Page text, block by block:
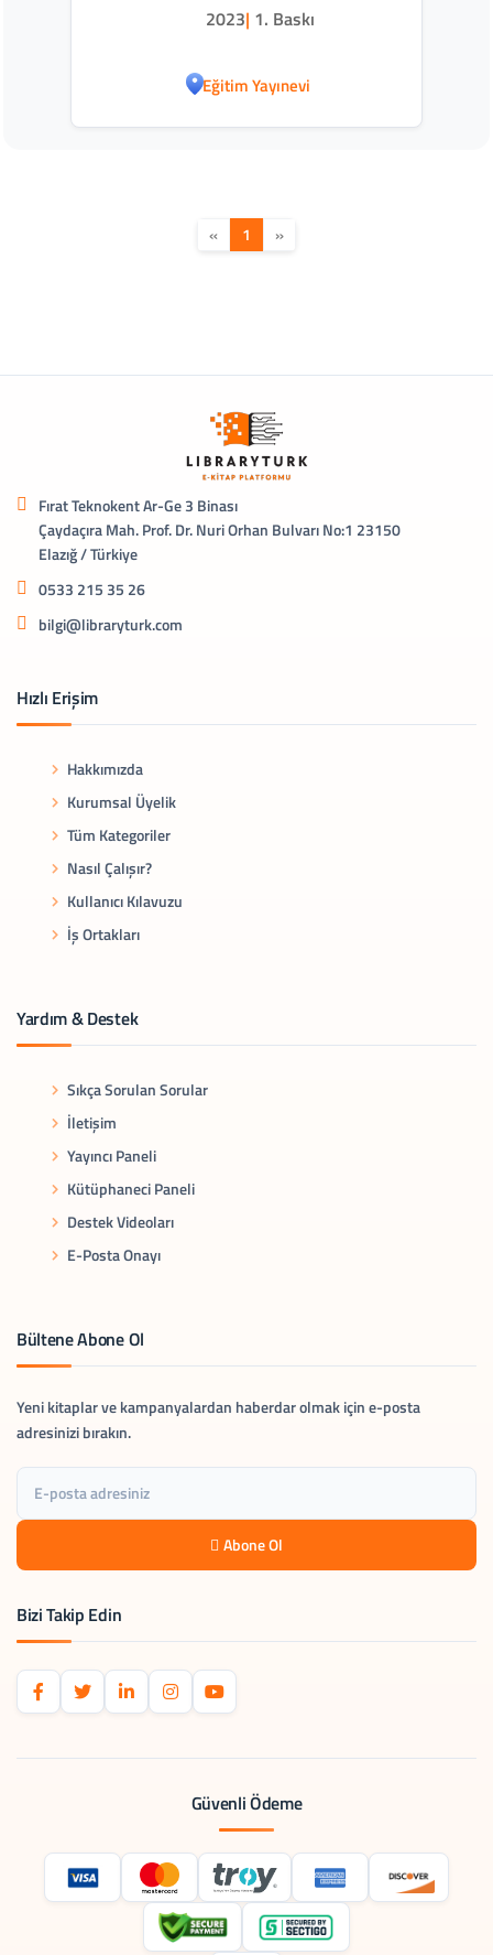
2023| 1. Baskı
Eğitim Yayınevi
« 1 »
Fırat Teknokent Ar-Ge 3 Binası
Çaydaçıra Mah. Prof. Dr. Nuri Orhan Bulvarı No:1 23150
Elazığ / Türkiye
0533 215 35 26
bilgi@libraryturk.com
Hızlı Erişim
Hakkımızda
Kurumsal Üyelik
Tüm Kategoriler
Nasıl Çalışır?
Kullanıcı Kılavuzu
İş Ortakları
Yardım & Destek
Sıkça Sorulan Sorular
İletişim
Yayıncı Paneli
Kütüphaneci Paneli
Destek Videoları
E-Posta Onayı
Bültene Abone Ol
Yeni kitaplar ve kampanyalardan haberdar olmak için e-posta
adresinizi bırakın.
Abone Ol
Bizi Takip Edin
Güvenli Ödeme